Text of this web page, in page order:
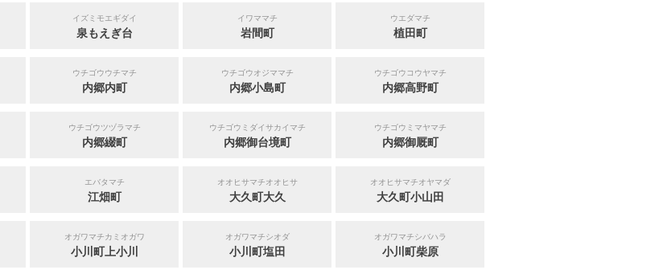
イズミモエギダイ
泉もえぎ台
イワママチ
岩間町
ウエダマチ
植田町
ウチゴウウチマチ
内郷内町
ウチゴウオジママチ
内郷小島町
ウチゴウコウヤマチ
内郷高野町
ウチゴウツヅラマチ
内郷綴町
ウチゴウミダイサカイマチ
内郷御台境町
ウチゴウミマヤマチ
内郷御厩町
エバタマチ
江畑町
オオヒサマチオオヒサ
大久町大久
オオヒサマチオヤマダ
大久町小山田
オガワマチカミオガワ
小川町上小川
オガワマチシオダ
小川町塩田
オガワマチシバハラ
小川町柴原